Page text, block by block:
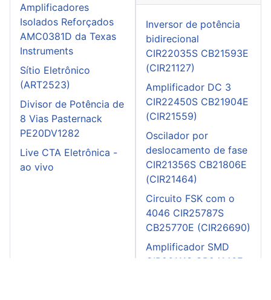
Amplificadores
Isolados Reforçados
AMC0381D da Texas
Instruments
Sítio Eletrônico
(ART2523)
Divisor de Potência de
8 Vias Pasternack
PE20DV1282
Live CTA Eletrônica -
ao vivo
Inversor de potência
bidirecional
CIR22035S CB21593E
(CIR21127)
Amplificador DC 3
CIR22450S CB21904E
(CIR21559)
Oscilador por
deslocamento de fase
CIR21356S CB21806E
(CIR21464)
Circuito FSK com o
4046 CIR25787S
CB25770E (CIR26690)
Amplificador SMD
CIR26111S CB24146E